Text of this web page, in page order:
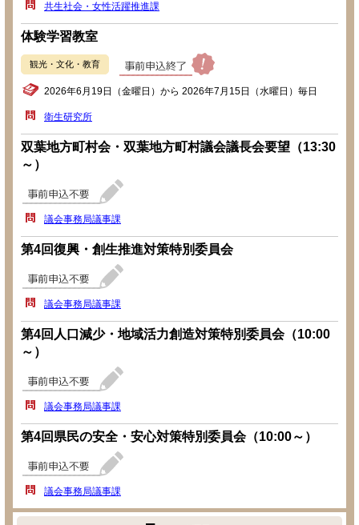
共生社会・女性活躍推進課
体験学習教室
観光・文化・教育
2026年6月19日（金曜日）から 2026年7月15日（水曜日）毎日
衛生研究所
双葉地方町村会・双葉地方町村議会議長会要望（13:30
～）
議会事務局議事課
第4回復興・創生推進対策特別委員会
議会事務局議事課
第4回人口減少・地域活力創造対策特別委員会（10:00
～）
議会事務局議事課
第4回県民の安全・安心対策特別委員会（10:00～）
議会事務局議事課